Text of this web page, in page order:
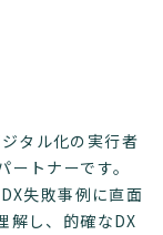
タル化の実行者
トナーです。
失敗事例に直面
解し、的確なDX